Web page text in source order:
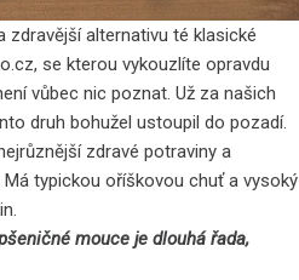
zdravější alternativu té klasické
, se kterou vykouzlíte opravdu
vůbec nic poznat. Už za našich
druh bohužel ustoupil do pozadí.
zdravé potraviny a
typickou oříškovou chuť a vysoký
mouce je dlouhá řada,